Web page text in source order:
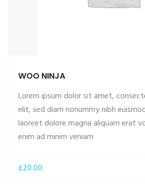
WOO NINJA
Lorem ipsum dolor sit amet,
elit, sed diam nonummy nibh
laoreet dolore magna aliquam erat
enim ad minim veniam
£20.00
ADD TO